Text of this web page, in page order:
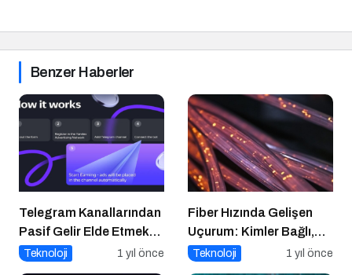
Benzer Haberler
Telegram Kanallarından
Pasif Gelir Elde Etmek
Artık Mümkün
Teknoloji 1 yıl önce
Fiber Hızında Gelişen
Uçurum: Kimler Bağlı,
Kimler Dışarıda
Teknoloji 1 yıl önce